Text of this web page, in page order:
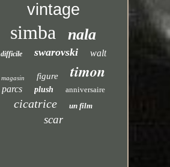
vintage
simba nala
difficile swarovski walt
magasin figure timon
parcs plush anniversaire
cicatrice un film
scar